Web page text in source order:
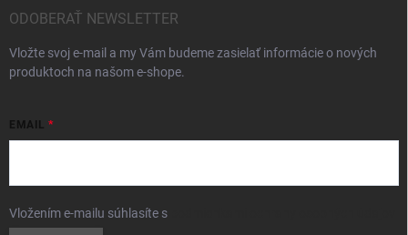
ODOBERAŤ NEWSLETTER
Vložte svoj e-mail a my Vám budeme zasielať informácie o nových
produktoch na našom e-shope.
EMAIL
Vložením e-mailu súhlasíte s